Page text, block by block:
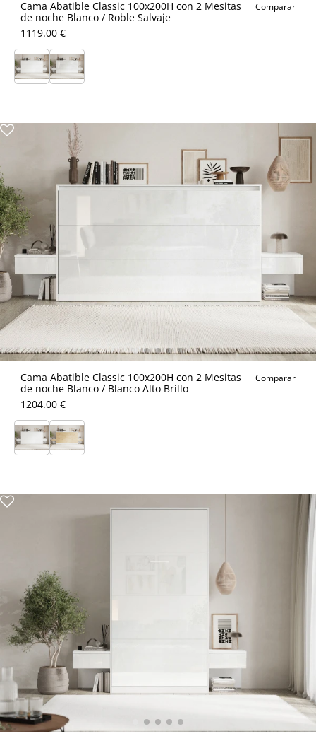
Cama Abatible Classic 100x200H con 2 Mesitas
de noche Blanco / Roble Salvaje
Comparar
1119.00 €
Cama Abatible Classic 100x200H con 2 Mesitas
de noche Blanco / Blanco Alto Brillo
Comparar
1204.00 €